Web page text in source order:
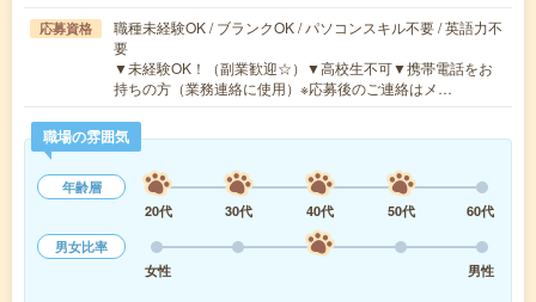
応募資格
職種未経験OK / ブランクOK / パソコンスキル不要 / 英語力不
要
▼未経験OK！（副業歓迎☆）▼高校生不可▼携帯電話をお
持ちの方（業務連絡に使用）※応募後のご連絡はメ…
職場の雰囲気
年齢層
20代
30代 40代 50代
60代
男女比率
女性
男性